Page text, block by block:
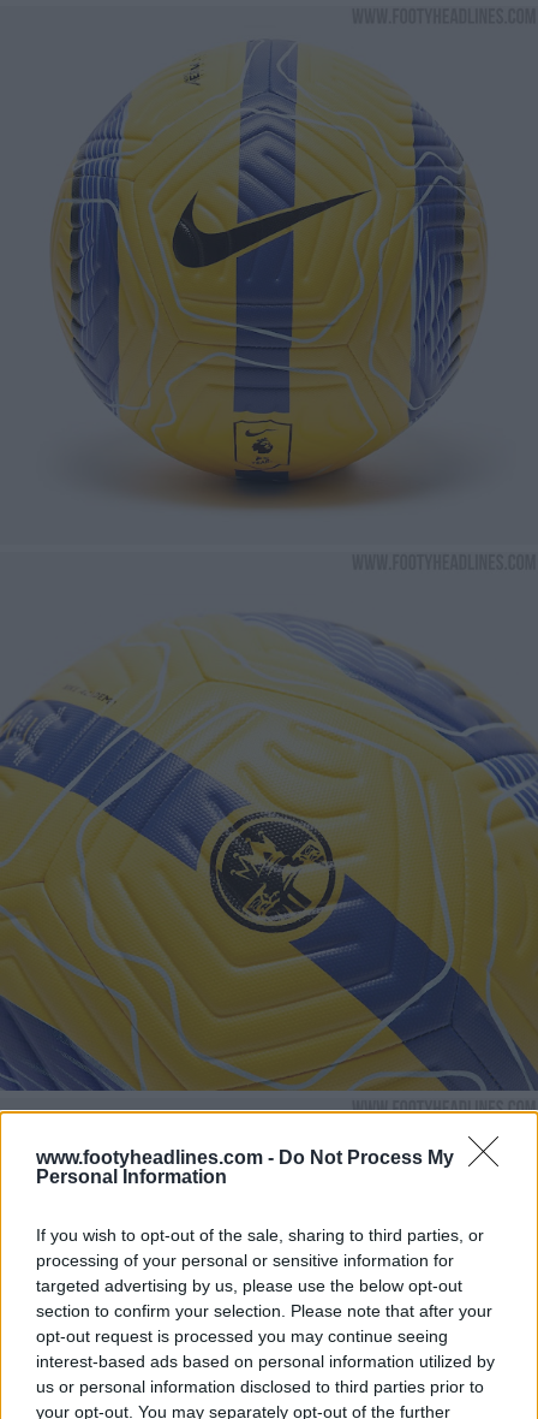
www.footyheadlines.com - Do Not Process My
Personal Information
If you wish to opt-out of the sale, sharing to third parties, or
processing of your personal or sensitive information for
targeted advertising by us, please use the below opt-out
section to confirm your selection. Please note that after your
opt-out request is processed you may continue seeing
interest-based ads based on personal information utilized by
us or personal information disclosed to third parties prior to
your opt-out. You may separately opt-out of the further